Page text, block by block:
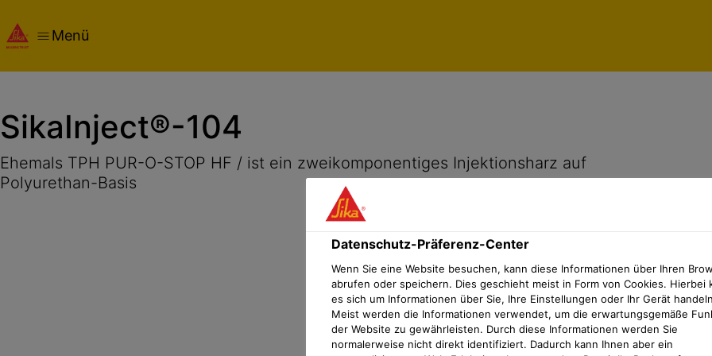
Menü
SikaInject®-104
Ehemals TPH PUR-O-STOP HF / ist ein zweikomponentiges Injektionsharz auf
Polyurethan-Basis
Datenschutz-Präferenz-Center
Wenn Sie eine Website besuchen, kann diese Informationen über Ihren
abrufen oder speichern. Dies geschieht meist in Form von Cookies. Hierbei
es sich um Informationen über Sie, Ihre Einstellungen oder Ihr Gerät
Meist werden die Informationen verwendet, um die erwartungsgemäße
der Website zu gewährleisten. Durch diese Informationen werden Sie
normalerweise nicht direkt identifiziert. Dadurch kann Ihnen aber ein
ÜbersichtProduktdetailsAnwendungVideoDokumenteDatenschutz-Präferenz-Center